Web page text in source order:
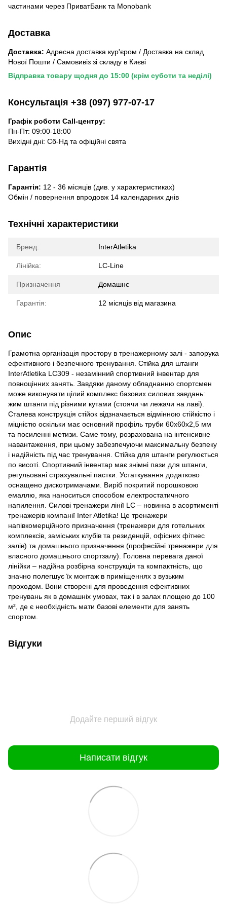
частинами через ПриватБанк та Monobank
Доставка
Доставка: Адресна доставка кур'єром / Доставка на склад
Нової Пошти / Самовивіз зі складу в Києві
Відправка товару щодня до 15:00 (крім суботи та неділі)
Консультація +38 (097) 977-07-17
Графік роботи Call-центру:
Пн-Пт: 09:00-18:00
Вихідні дні: Сб-Нд та офіційні свята
Гарантія
Гарантія: 12 - 36 місяців (див. у характеристиках)
Обмін / повернення впродовж 14 календарних днів
Технічні характеристики
Бренд: InterAtletika
Лінійка: LC-Line
Призначення Домашнє
Гарантія: 12 місяців від магазина
Опис
Грамотна організація простору в тренажерному залі - запорука
ефективного і безпечного тренування. Стійка для штанги
InterAtletika LC309 - незамінний спортивний інвентар для
повноцінних занять. Завдяки даному обладнанню спортсмен
може виконувати цілий комплекс базових силових завдань:
жим штанги під різними кутами (стоячи чи лежачи на лаві).
Сталева конструкція стійок відзначається відмінною стійкістю і
міцністю оскільки має основний профіль труби 60х60х2,5 мм
та посиленні метизи. Саме тому, розрахована на інтенсивне
навантаження, при цьому забезпечуючи максимальну безпеку
і надійність під час тренування. Стійка для штанги регулюється
по висоті. Спортивний інвентар має знімні пази для штанги,
регульовані страхувальні пастки. Устаткування додатково
оснащено дискотримачами. Виріб покритий порошковою
емаллю, яка наноситься способом електростатичного
напилення. Силові тренажери лінії LC – новинка в асортименті
тренажерів компанії Inter Atletika! Це тренажери
напівкомерційного призначення (тренажери для готельних
комплексів, заміських клубів та резиденцій, офісних фітнес
залів) та домашнього призначення (професійні тренажери для
власного домашнього спортзалу). Головна перевага даної
лінійки – надійна розбірна конструкція та компактність, що
значно полегшує їх монтаж в приміщеннях з вузьким
проходом. Вони створені для проведення ефективних
тренувань як в домашніх умовах, так і в залах площею до 100
м², де є необхідність мати базові елементи для занять
спортом.
Відгуки
Додайте перший відгук
Написати відгук